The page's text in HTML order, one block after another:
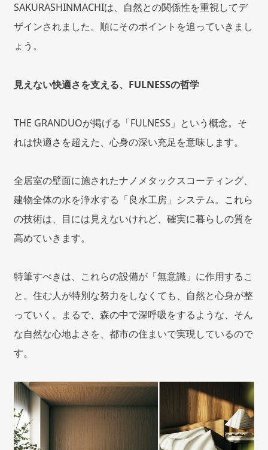
SAKURASHINMACHIは、自然との関係性を重視してデ
ザインされました。順にそのポイントを追っていきまし
ょう。
見えない快適さを支える、FULNESSの哲学
THE GRANDUOが掲げる「FULNESS」という概念。そ
れは快適さを超えた、心身の深い充足を意味します。
全居室の壁面に施されたナノメタックスコーティング、
建物全体の水を浄水する「良水工房」システム。これら
の技術は、目には見えないけれど、確実に暮らしの質を
高めていきます。
特筆すべきは、これらの設備が「無意識」に作用するこ
と。住む人が特別な努力をしなくても、自然と心身が整
っていく。まるで、森の中で深呼吸をするような、そん
な自然な心地よさを、都市の住まいで実現しているので
す。